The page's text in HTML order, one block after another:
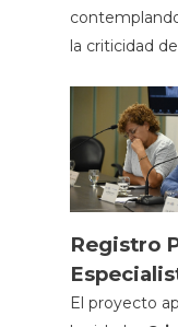
la criticidad
Registro
El proyecto